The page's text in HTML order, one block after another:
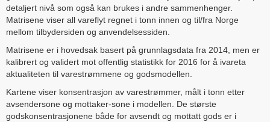
detaljert nivå som også kan brukes i andre sammenhenger.
Matrisene viser all vareflyt regnet i tonn innen og til/fra Norge
mellom tilbydersiden og anvendelsessiden.
Matrisene er i hovedsak basert på grunnlagsdata fra 2014, men er
kalibrert og validert mot offentlig statistikk for 2016 for å ivareta
aktualiteten til varestrømmene og godsmodellen.
Kartene viser konsentrasjon av varestrømmer, målt i tonn etter
avsendersone og mottaker-sone i modellen. De største
godskonsentrasjonene både for avsendt og mottatt gods er i